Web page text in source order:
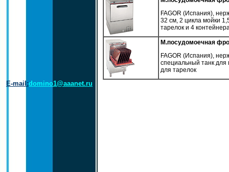
FAGOR (Испания),
32 см, 2 цикла мойки
тарелок и 4
М.посудомоечная
FAGOR (Испания),
специальный танк для
для тарелок
E-mail:domino1@aaanet.ru